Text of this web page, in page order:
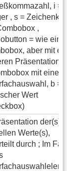
i =
, s =
,
= wie eine
aber mit
Präsentation,
mit einer
b =
Wert
der(s)
Werte(s),
durch ; Im Fall